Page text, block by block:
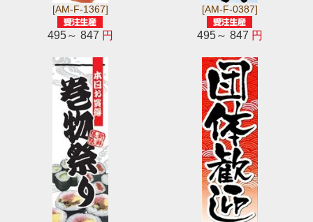
[AM-F-1367]
495～ 847 円
[AM-F-0387]
495～ 847 円